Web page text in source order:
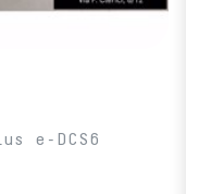
e-DCS6